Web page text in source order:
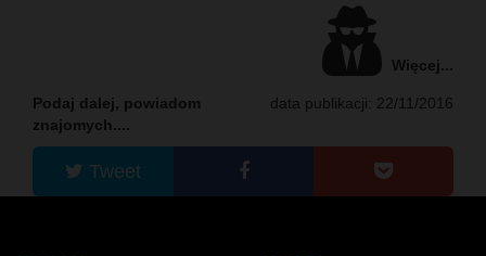
Więcej...
data publikacji: 22/11/2016
Podaj dalej, powiadom
znajomych....
Tweet